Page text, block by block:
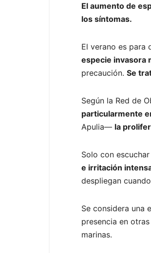
El aumento de
los síntomas.
El verano es para
especie invasora
precaución. Se
Según la Red de
particularmente
Apulia— la
Solo con
e irritación
despliegan
Se considera una
presencia en
marinas.